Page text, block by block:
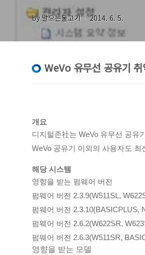
by 날으는물고기 2014. 6. 5.
WeVo 유무선 공유기
개요
디지털존社는 WeVo 유무선 공유
WeVo 공유기 이외의 사용자도
해당 시스템
영향을 받는 펌웨어 버전
펌웨어 버전 2.3.9(W511SL,
펌웨어 버전 2.3.10(BASICPLUS,
펌웨어 버전 2.6.2(W622SR,
펌웨어 버전 2.6.3(W511SR,
영향을 받는 모델